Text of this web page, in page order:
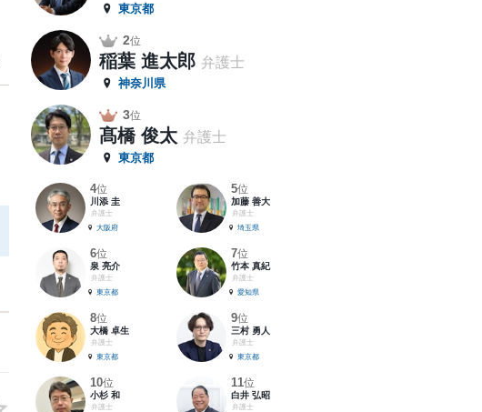
東京都
2位
稲葉 進太郎 弁護士
神奈川県
3位
髙橋 俊太 弁護士
東京都
4位
川添 圭
弁護士
大阪府
5位
加藤 善大
弁護士
埼玉県
6位
泉 亮介
弁護士
東京都
7位
竹本 真紀
弁護士
愛知県
8位
大橋 卓生
弁護士
東京都
9位
三村 勇人
弁護士
東京都
10位
小杉 和
弁護士
11位
白井 弘昭
弁護士